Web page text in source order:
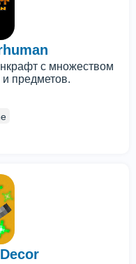
с множеством
предметов.